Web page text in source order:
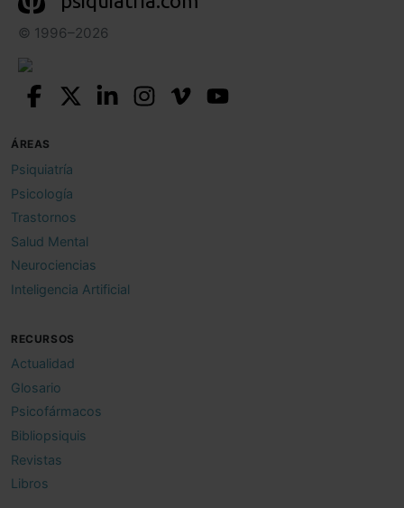
© 1996–2026
ÁREAS
Psiquiatría
Psicología
Trastornos
Salud Mental
Neurociencias
Inteligencia Artificial
RECURSOS
Actualidad
Glosario
Psicofármacos
Bibliopsiquis
Revistas
Libros